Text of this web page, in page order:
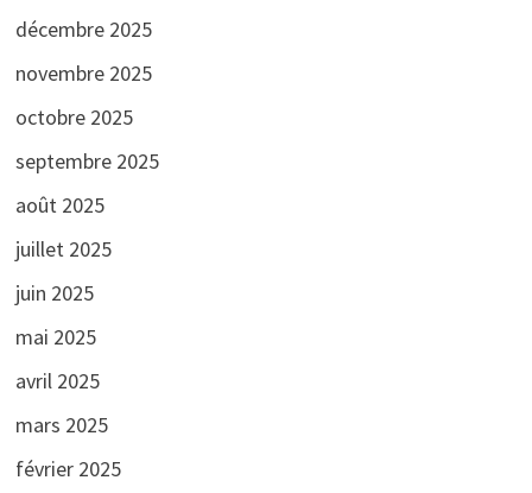
décembre 2025
novembre 2025
octobre 2025
septembre 2025
août 2025
juillet 2025
juin 2025
mai 2025
avril 2025
mars 2025
février 2025